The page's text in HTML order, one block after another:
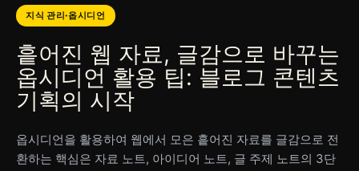
지식 관리·옵시디언
흩어진 웹 자료, 글감으로 바꾸는
옵시디언 활용 팁: 블로그 콘텐츠
기획의 시작
옵시디언을 활용하여 웹에서 모은 흩어진 자료를 글감으로 전
환하는 핵심은 자료 노트, 아이디어 노트, 글 주제 노트의 3단